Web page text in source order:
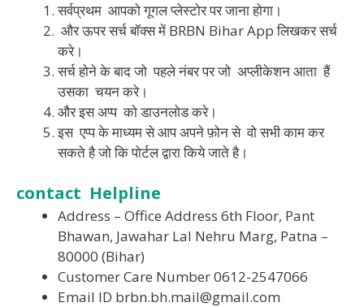
सर्वप्रथम आपको गूगल प्लेस्टोर पर जाना होगा।
और ऊपर सर्च बॉक्स में BRBN Bihar App लिखकर सर्च
करे।
सर्च होने के बाद जो पहले नंबर पर जो अप्लीकेशन आता हैं
उसका चयन करे।
और इस अप्प को डाउनलोड करे।
इस एप्प के माध्यम से आप अपने फ़ोन से वो सभी काम कर
सकते है जो कि पोर्टल द्वारा किये जाते है।
contact Helpline
Address – Office Address 6th Floor, Pant
Bhawan, Jawahar Lal Nehru Marg, Patna –
80000 (Bihar)
Customer Care Number 0612-2547066
Email ID brbn.bh.mail@gmail.com